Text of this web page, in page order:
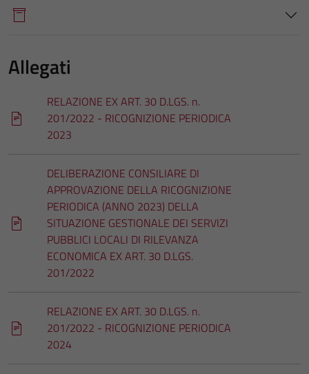
Allegati
RELAZIONE EX ART. 30 D.LGS. n.
201/2022 - RICOGNIZIONE PERIODICA
2023
DELIBERAZIONE CONSILIARE DI
APPROVAZIONE DELLA RICOGNIZIONE
PERIODICA (ANNO 2023) DELLA
SITUAZIONE GESTIONALE DEI SERVIZI
PUBBLICI LOCALI DI RILEVANZA
ECONOMICA EX ART. 30 D.LGS.
201/2022
RELAZIONE EX ART. 30 D.LGS. n.
201/2022 - RICOGNIZIONE PERIODICA
2024